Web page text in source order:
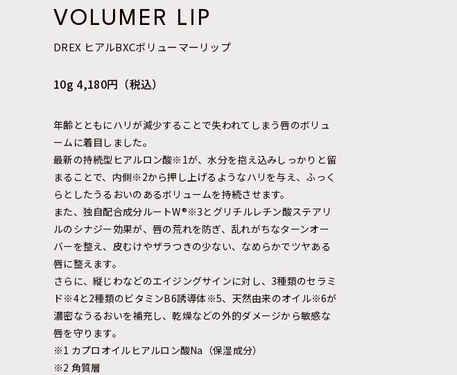
VOLUMER LIP
DREX ヒアルBXCボリューマーリップ
10g 4,180円（税込）
年齢とともにハリが減少することで失われてしまう唇のボリュ
ームに着目しました。
最新の持続型ヒアルロン酸※1が、水分を抱え込みしっかりと留
まることで、内側※2から押し上げるようなハリを与え、ふっく
らとしたうるおいのあるボリュームを持続させます。
また、独自配合成分ルートW®※3とグリチルレチン酸ステアリ
ルのシナジー効果が、唇の荒れを防ぎ、乱れがちなターンオー
バーを整え、皮むけやザラつきの少ない、なめらかでツヤある
唇に整えます。
さらに、縦じわなどのエイジングサインに対し、3種類のセラミ
ド※4と2種類のビタミンB6誘導体※5、天然由来のオイル※6が
濃密なうるおいを補充し、乾燥などの外的ダメージから敏感な
唇を守ります。
※1 カプロオイルヒアルロン酸Na（保湿成分）
※2 角質層